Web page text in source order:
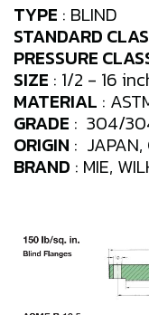
TYPE : BLIND
STANDARD
PRESSURE
SIZE : 1/2 - 16
MATERIAL :
GRADE : 304/
ORIGIN : JAPAN,
BRAND : MIE,